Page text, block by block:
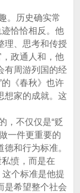
。历史确实常
恰恰相反。他
理、思考和传授
政通人和，他
有周游列国的经
的《春秋》也许
想家的成就。这
，不仅仅是“贬
一件更重要的
和行为标准。
愤，而是在
这个标准是他提
是希望整个社会